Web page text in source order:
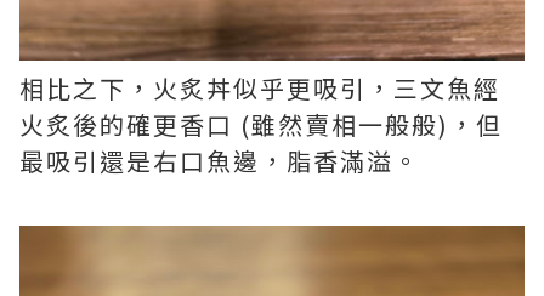
相比之下，火炙丼似乎更吸引，三文魚經
火炙後的確更香口 (雖然賣相一般般)，但
最吸引還是右口魚邊，脂香滿溢。